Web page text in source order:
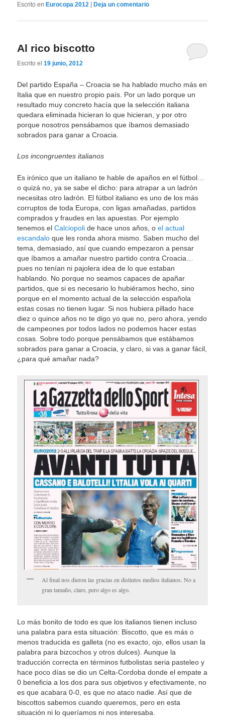
Escrito en Eurocopa 2012 Deja un comentario
Al rico biscotto
Escrito el19 junio, 2012
Del partido España – Croacia se ha hablado mucho más en
Italia que en nuestro propio país. Por un lado porque un
resultado muy concreto hacía que la selección italiana
quedara eliminada hicieran lo que hicieran, y por otro
porque nosotros pensábamos que íbamos demasiado
sobrados para ganar a Croacia.
Los incongruentes italianos
Es irónico que un italiano te hable de apaños en el fútbol…
o quizá no, ya se sabe el dicho: para atrapar a un ladrón
necesitas otro ladrón. El fútbol italiano es uno de los más
corruptos de toda Europa, con ligas amañadas, partidos
comprados y fraudes en las apuestas. Por ejemplo
tenemos elCalciopoli de hace unos años, oel actual
escandalo que les ronda ahora mismo. Saben mucho del
tema, demasiado, así que cuando empezaron a pensar
que íbamos a amañar nuestro partido contra Croacia…
pues no tenían ni pajolera idea de lo que estaban
hablando. No porque no seamos capaces de apañar
partidos, que si es necesario lo hubiéramos hecho, sino
porque en el momento actual de la selección española
estas cosas no tienen lugar. Si nos hubiera pillado hace
diez o quince años no te digo yo que no, pero ahora, yendo
de campeones por todos lados no podemos hacer estas
cosas. Sobre todo porque pensábamos que estábamos
sobrados para ganar a Croacia, y claro, si vas a ganar fácil,
¿para qué amañar nada?
Al final nos dieron las gracias en distintos medios italianos. No a
gran tamaño, claro, pero algo es algo.
Lo más bonito de todo es que los italianos tienen incluso
una palabra para esta situación: Biscotto, que es más o
menos traducida es galleta (no es exacto, ojo, ellos usan la
palabra para bizcochos y otros dulces). Aunque la
traducción correcta en términos futbolistas seria pasteleo y
hace poco días se dio un Celta-Cordoba donde el empate a
0 beneficia a los dos para sus objetivos y efectivamente, no
es que acabara 0-0, es que no ataco nadie. Así que de
biscottos sabemos cuando queremos, pero en esta
situación ni lo queríamos ni nos interesaba.